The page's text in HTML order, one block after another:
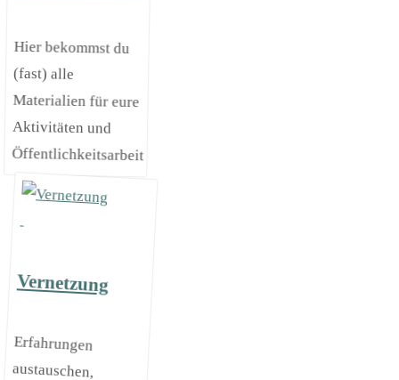
Hier bekommst du
(fast) alle
Materialien für eure
Aktivitäten und
Öffentlichkeitsarbeit
Vernetzung
Erfahrungen
austauschen,
Kooperationen
eingehen,
Wirksamkeit